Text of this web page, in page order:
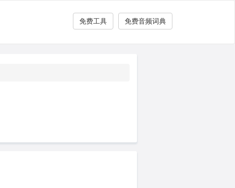
免费音频词典
免费工具